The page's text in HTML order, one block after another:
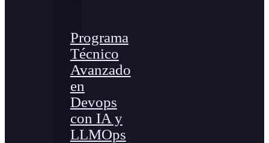
Programa
Técnico
Avanzado
en
Devops
con IA y
LLMOps